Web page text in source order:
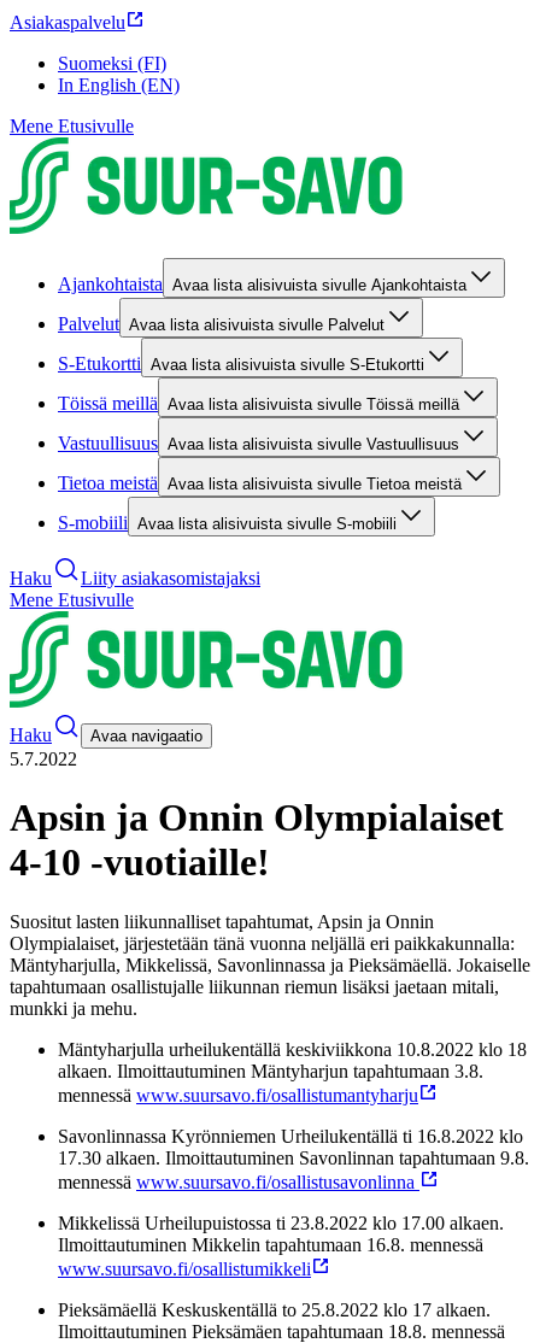
Asiakaspalvelu
Suomeksi (FI)
In English (EN)
Mene Etusivulle
Ajankohtaista Avaa lista alisivuista sivulle Ajankohtaista
Palvelut Avaa lista alisivuista sivulle Palvelut
S-Etukortti Avaa lista alisivuista sivulle S-Etukortti
Töissä meillä Avaa lista alisivuista sivulle Töissä meillä
Vastuullisuus Avaa lista alisivuista sivulle Vastuullisuus
Tietoa meistä Avaa lista alisivuista sivulle Tietoa meistä
S-mobiili Avaa lista alisivuista sivulle S-mobiili
Haku
Liity asiakasomistajaksi
Mene Etusivulle
Haku Avaa navigaatio
5.7.2022
Apsin ja Onnin Olympialaiset
4-10 -vuotiaille!
Suositut lasten liikunnalliset tapahtumat, Apsin ja Onnin
Olympialaiset, järjestetään tänä vuonna neljällä eri paikkakunnalla:
Mäntyharjulla, Mikkelissä, Savonlinnassa ja Pieksämäellä. Jokaiselle
tapahtumaan osallistujalle liikunnan riemun lisäksi jaetaan mitali,
munkki ja mehu.
Mäntyharjulla urheilukentällä keskiviikkona 10.8.2022 klo 18
alkaen. Ilmoittautuminen Mäntyharjun tapahtumaan 3.8.
mennessä www.suursavo.fi/osallistumantyharju
Savonlinnassa Kyrönniemen Urheilukentällä ti 16.8.2022 klo
17.30 alkaen. Ilmoittautuminen Savonlinnan tapahtumaan 9.8.
mennessä www.suursavo.fi/osallistusavonlinna
Mikkelissä Urheilupuistossa ti 23.8.2022 klo 17.00 alkaen.
Ilmoittautuminen Mikkelin tapahtumaan 16.8. mennessä
www.suursavo.fi/osallistumikkeli
Pieksämäellä Keskuskentällä to 25.8.2022 klo 17 alkaen.
Ilmoittautuminen Pieksämäen tapahtumaan 18.8. mennessä